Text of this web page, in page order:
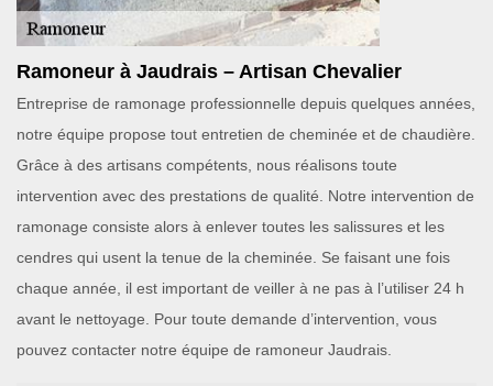
Ramoneur à Jaudrais – Artisan Chevalier
Entreprise de ramonage professionnelle depuis quelques années,
notre équipe propose tout entretien de cheminée et de chaudière.
Grâce à des artisans compétents, nous réalisons toute
intervention avec des prestations de qualité. Notre intervention de
ramonage consiste alors à enlever toutes les salissures et les
cendres qui usent la tenue de la cheminée. Se faisant une fois
chaque année, il est important de veiller à ne pas à l’utiliser 24 h
avant le nettoyage. Pour toute demande d’intervention, vous
pouvez contacter notre équipe de ramoneur Jaudrais.